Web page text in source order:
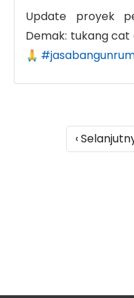
Update proyek
Demak: tukang
‹